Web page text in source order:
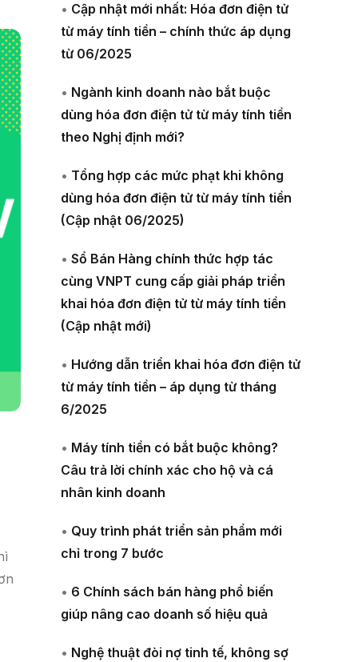
• Cập nhật mới nhất: Hóa đơn điện tử
từ máy tính tiền – chính thức áp dụng
từ 06/2025
• Ngành kinh doanh nào bắt buộc
dùng hóa đơn điện tử từ máy tính tiền
theo Nghị định mới?
• Tổng hợp các mức phạt khi không
dùng hóa đơn điện tử từ máy tính tiền
(Cập nhật 06/2025)
• Sổ Bán Hàng chính thức hợp tác
cùng VNPT cung cấp giải pháp triển
khai hóa đơn điện tử từ máy tính tiền
(Cập nhật mới)
• Hướng dẫn triển khai hóa đơn điện tử
từ máy tính tiền – áp dụng từ tháng
6/2025
• Máy tính tiền có bắt buộc không?
Câu trả lời chính xác cho hộ và cá
nhân kinh doanh
• Quy trình phát triển sản phẩm mới
chỉ trong 7 bước
• 6 Chính sách bán hàng phổ biến
giúp nâng cao doanh số hiệu quả
• Nghệ thuật đòi nợ tinh tế, không sợ